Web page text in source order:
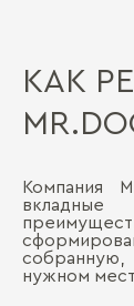
КАК
Компания
нужном